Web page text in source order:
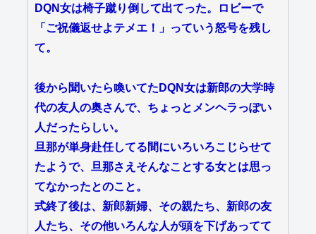
DQN女は椅子蹴り倒して出てった。ロビーで
「ご祝儀返せよテメエ！」っていう怒号を残し
て。
後から聞いたら喚いてたDQN女は新郎の大学時
代の友人の奥さんで、ちょっとメンヘラっぽい
人だったらしい。
旦那が単身赴任してる間にいろいろこじらせて
たようで、旦那さえそんなことする女とは思っ
てなかったとのこと。
式終了後は、新郎新婦、その親たち、新郎の友
人たち、その他いろんな人が頭を下げあってて